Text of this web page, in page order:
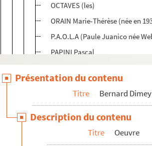
OCTAVES (les)
ORAIN Marie-Thérèse (née en
P.A.O.L.A (Paule Juanico née
PAPINI Pascal
PATRIS Dominique & FREY
PITON Jean-Michel (né en 1951)
POETES DE L’AMITIE
RALLO Tony
Présentation du contenu
Titre Bernard Dimey
Description du contenu
Titre Oeuvre